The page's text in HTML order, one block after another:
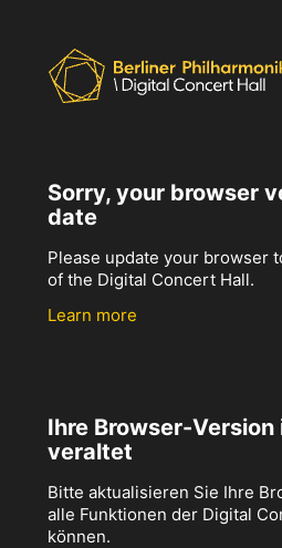
Sorry, your browser
date
Please update your browser
of the Digital Concert Hall.
Learn more
Ihre Browser-
veraltet
Bitte aktualisieren Sie Ihre
alle Funktionen der Digital
können.